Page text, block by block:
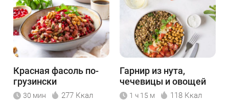
Красная фасоль по-
грузински
30 мин 277 Ккал
Гарнир из нута,
чечевицы и овощей
1 ч 15 м 118 Ккал